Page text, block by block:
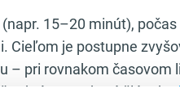
15–20 minút),
Cieľom je postupne
– pri rovnakom časovom
rozoberá článok